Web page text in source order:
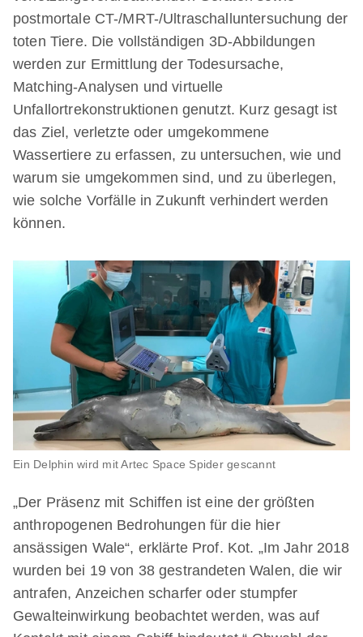
postmortale CT-/MRT-/Ultraschalluntersuchung der
toten Tiere. Die vollständigen 3D-Abbildungen
werden zur Ermittlung der Todesursache,
Matching-Analysen und virtuelle
Unfallortrekonstruktionen genutzt. Kurz gesagt ist
das Ziel, verletzte oder umgekommene
Wassertiere zu erfassen, zu untersuchen, wie und
warum sie umgekommen sind, und zu überlegen,
wie solche Vorfälle in Zukunft verhindert werden
können.
Ein Delphin wird mit Artec Space Spider gescannt
„Der Präsenz mit Schiffen ist eine der größten
anthropogenen Bedrohungen für die hier
ansässigen Wale“, erklärte Prof. Kot. „Im Jahr 2018
wurden bei 19 von 38 gestrandeten Walen, die wir
antrafen, Anzeichen scharfer oder stumpfer
Gewalteinwirkung beobachtet werden, was auf